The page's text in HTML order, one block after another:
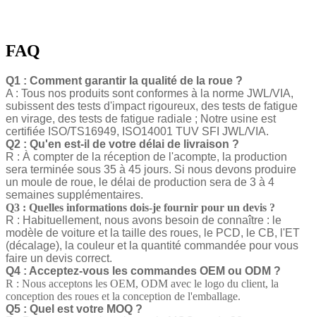
FAQ
Q1 : Comment garantir la qualité de la roue ?
A : Tous nos produits sont conformes à la norme JWL/VIA,
subissent des tests d'impact rigoureux, des tests de fatigue
en virage, des tests de fatigue radiale ; Notre usine est
certifiée ISO/TS16949, ISO14001 TUV SFI JWL/VIA.
Q2 : Qu'en est-il de votre délai de livraison ?
R : À compter de la réception de l'acompte, la production
sera terminée sous 35 à 45 jours. Si nous devons produire
un moule de roue, le délai de production sera de 3 à 4
semaines supplémentaires.
Q3 : Quelles informations dois-je fournir pour un devis ?
R : Habituellement, nous avons besoin de connaître : le
modèle de voiture et la taille des roues, le PCD, le CB, l'ET
(décalage), la couleur et la quantité commandée pour vous
faire un devis correct.
Q4 : Acceptez-vous les commandes OEM ou ODM ?
R : Nous acceptons les OEM, ODM avec le logo du client, la
conception des roues et la conception de l'emballage.
Q5 : Quel est votre MOQ ?